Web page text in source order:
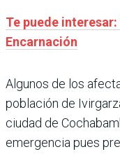
Te puede
Encarnación
Algunos de los
población de
ciudad de
emergencia pues